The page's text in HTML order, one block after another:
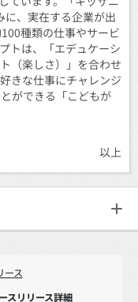
、実在する企業が出
種類の仕事やサービ
トは、「エデュケーシ
（楽しさ）」を合わせ
きな仕事にチャレンジ
ができる「こどもが
以上
ース
スリリース詳細